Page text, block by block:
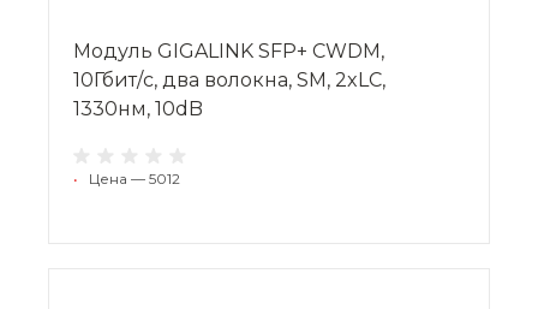
Модуль GIGALINK SFP+ CWDM,
10Гбит/c, два волокна, SM, 2xLC,
1330нм, 10dB
• Цена — 5012